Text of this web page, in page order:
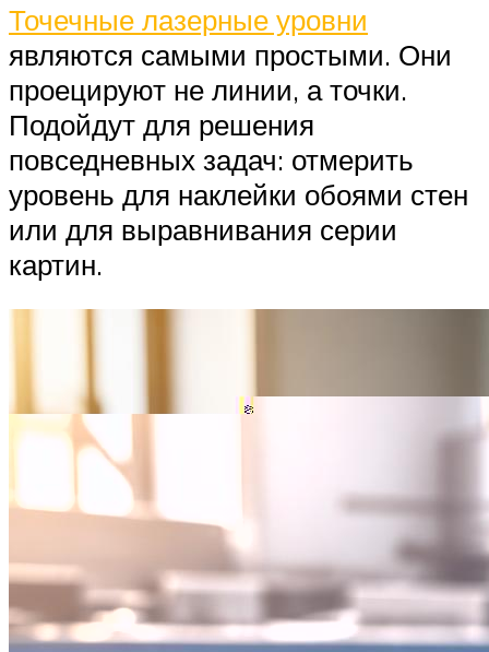
Точечные лазерные уровни
являются самыми простыми. Они
проецируют не линии, а точки.
Подойдут для решения
повседневных задач: отмерить
уровень для наклейки обоями стен
или для выравнивания серии
картин.